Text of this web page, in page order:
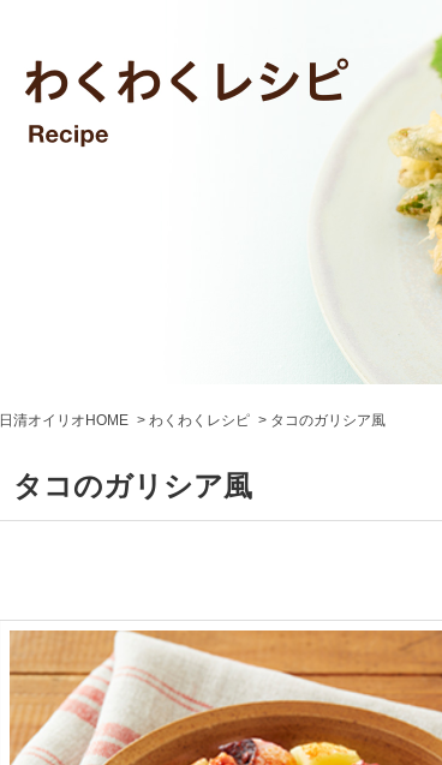
日清オイリオHOME わくわくレシピ タコのガリシア風
タコのガリシア風